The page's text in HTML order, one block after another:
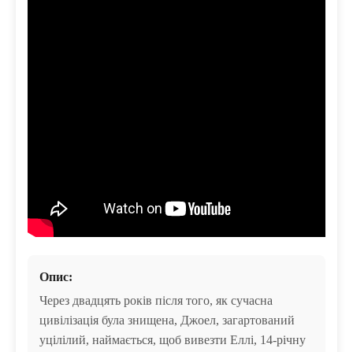
Опис:
Через двадцять років після того, як сучасна
цивілізація була знищена, Джоел, загартований
уцілілий, наймається, щоб вивезти Еллі, 14-річну